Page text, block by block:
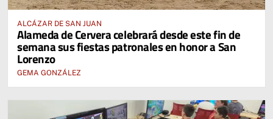
ALCÁZAR DE SAN JUAN
Alameda de Cervera celebrará desde este fin de
semana sus fiestas patronales en honor a San
Lorenzo
GEMA GONZÁLEZ